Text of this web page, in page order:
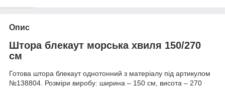
Опис
Штора блекаут морська хвиля 150/270
см
Готова штора блекаут однотонний з матеріалу під артикулом
№138804. Розміри виробу: ширина – 150 см, висота – 270